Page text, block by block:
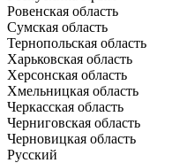
Ровенская область
Сумская область
Тернопольская область
Харьковская область
Херсонская область
Хмельницкая область
Черкасская область
Черниговская область
Черновицкая область
Русский